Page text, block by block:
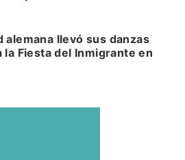
alemana llevó sus danzas
la Fiesta del Inmigrante en